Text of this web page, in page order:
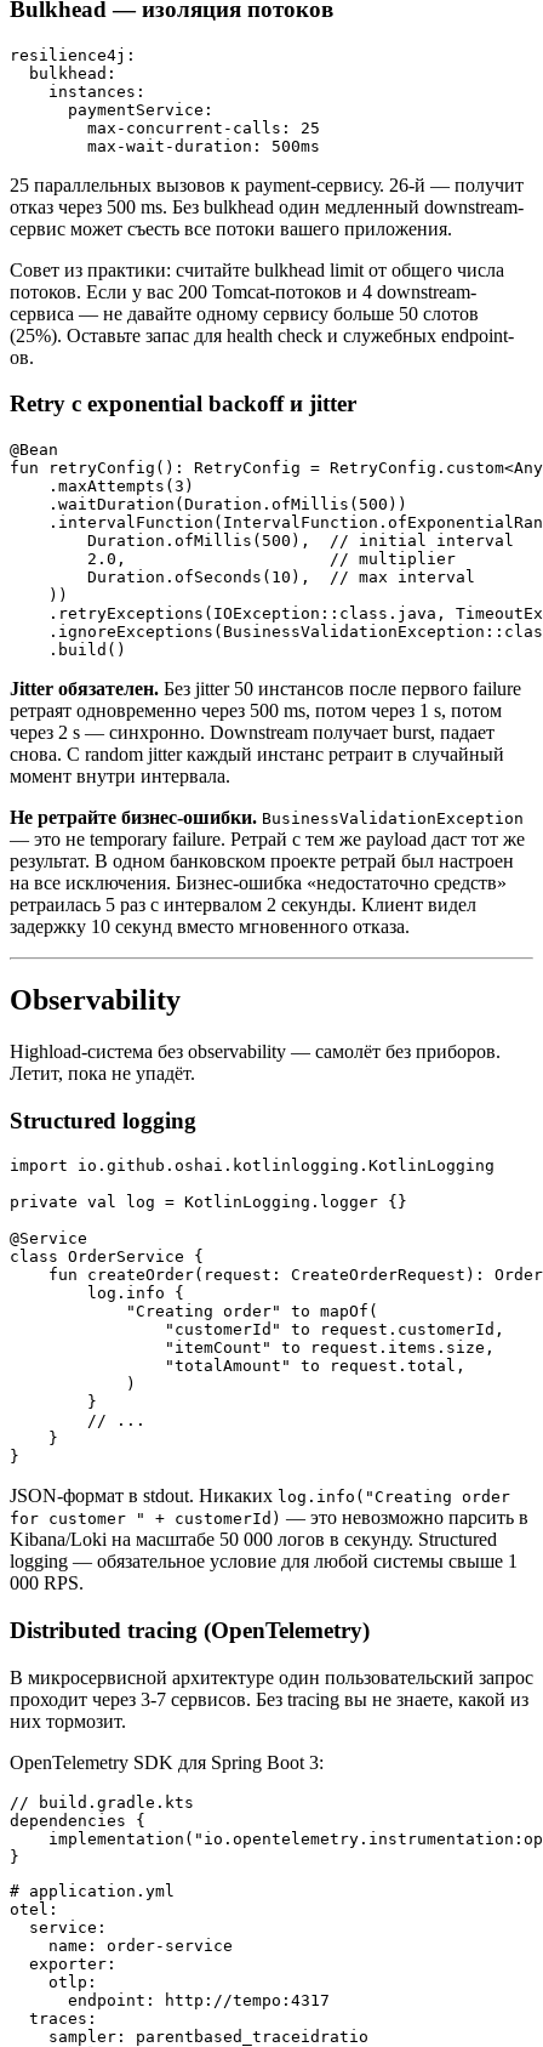
Bulkhead — изоляция потоков
resilience4j:
  bulkhead:
    instances:
      paymentService:
        max-concurrent-calls: 25
25 параллельных вызовов к payment-сервису. 26-й — получит
отказ через 500 ms. Без bulkhead один медленный downstream-
сервис может съесть все потоки вашего приложения.
Совет из практики: считайте bulkhead limit от общего числа
потоков. Если у вас 200 Tomcat-потоков и 4 downstream-
сервиса — не давайте одному сервису больше 50 слотов
(25%). Оставьте запас для health check и служебных endpoint-
ов.
Retry с exponential backoff и jitter
@Bean
fun retryConfig(): RetryConfig =
    .maxAttempts(3)
    .waitDuration(Duration.ofMillis(500))
        Duration.ofMillis(500),  // initial interval
        2.0,                     // multiplier
        Duration.ofSeconds(10),  // max interval
    ))
.retryExceptions(IOException::class.java,
Jitter обязателен. Без jitter 50 инстансов после первого failure
ретраят одновременно через 500 ms, потом через 1 s, потом
через 2 s — синхронно. Downstream получает burst, падает
снова. С random jitter каждый инстанс ретраит в случайный
момент внутри интервала.
Не ретрайте бизнес-ошибки. BusinessValidationException
— это не temporary failure. Ретрай с тем же payload даст тот же
результат. В одном банковском проекте ретрай был настроен
на все исключения. Бизнес-ошибка «недостаточно средств»
ретраилась 5 раз с интервалом 2 секунды. Клиент видел
задержку 10 секунд вместо мгновенного отказа.
Observability
Highload-система без observability — самолёт без приборов.
Летит, пока не упадёт.
Structured logging
import io.github.oshai.kotlinlogging.KotlinLogging
private val log = KotlinLogging.logger {}
@Service
class OrderService {
fun createOrder(request: CreateOrderRequest):
        log.info {
            "Creating order" to mapOf(
                "customerId" to request.customerId,
                "itemCount" to request.items.size,
                "totalAmount" to request.total,
            )
        }
        // ...
    }
JSON-формат в stdout. Никаких log.info("Creating order
for customer " + customerId) — это невозможно парсить в
Kibana/Loki на масштабе 50 000 логов в секунду. Structured
logging — обязательное условие для любой системы свыше 1
000 RPS.
Distributed tracing (OpenTelemetry)
В микросервисной архитектуре один пользовательский запрос
проходит через 3-7 сервисов. Без tracing вы не знаете, какой из
них тормозит.
OpenTelemetry SDK для Spring Boot 3:
// build.gradle.kts
dependencies {
# application.yml
otel:
  service:
    name: order-service
  exporter:
    otlp:
      endpoint: http://tempo:4317
  traces:
    sampler: parentbased_traceidratio